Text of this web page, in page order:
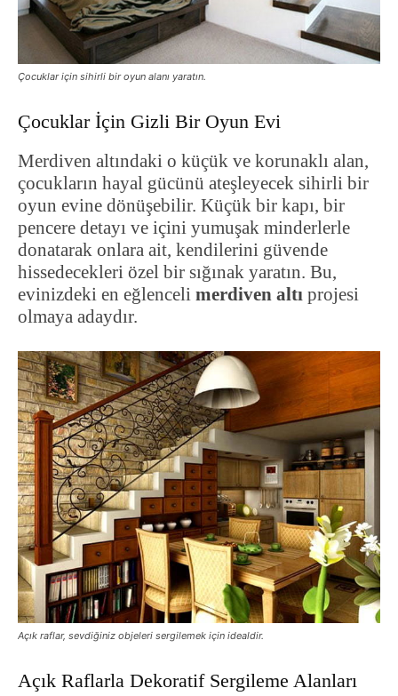
Çocuklar için sihirli bir oyun alanı yaratın.
Çocuklar İçin Gizli Bir Oyun Evi
Merdiven altındaki o küçük ve korunaklı alan,
çocukların hayal gücünü ateşleyecek sihirli bir
oyun evine dönüşebilir. Küçük bir kapı, bir
pencere detayı ve içini yumuşak minderlerle
donatarak onlara ait, kendilerini güvende
hissedecekleri özel bir sığınak yaratın. Bu,
evinizdeki en eğlenceli merdiven altı projesi
olmaya adaydır.
Açık raflar, sevdiğiniz objeleri sergilemek için idealdir.
Açık Raflarla Dekoratif Sergileme Alanları